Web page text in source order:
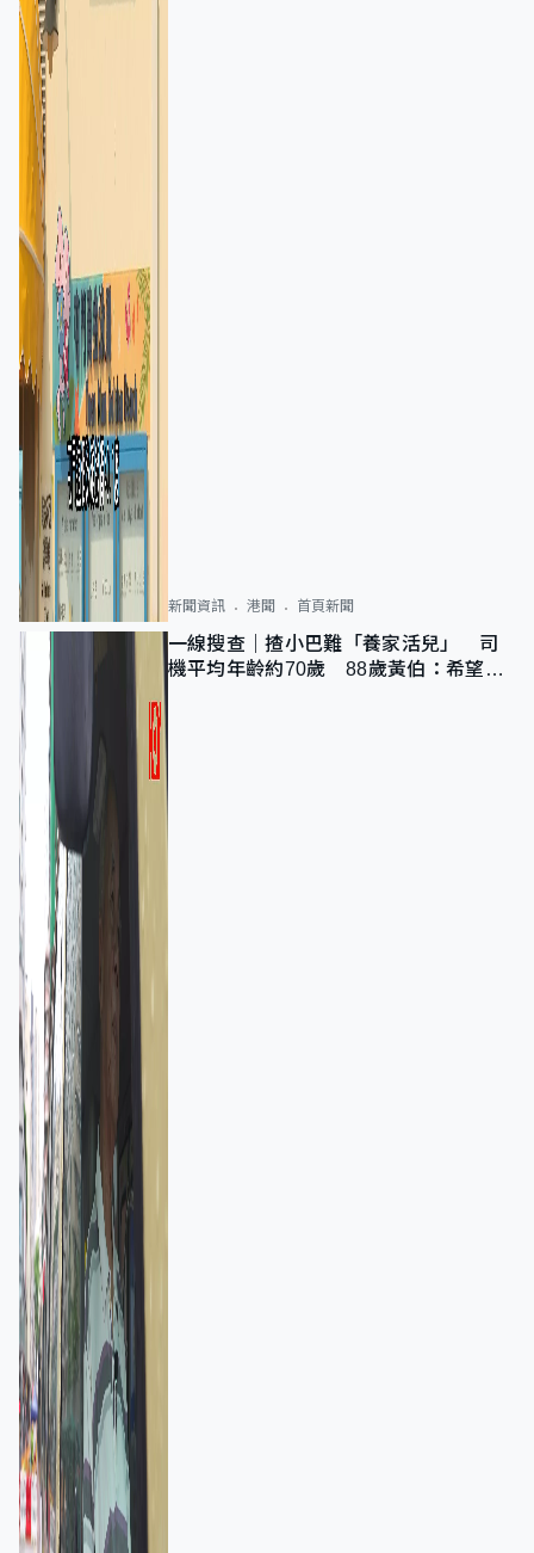
新聞資訊 港聞 首頁新聞
一線搜查｜揸小巴難「養家活兒」 司
機平均年齡約70歲 88歲黃伯：希望一